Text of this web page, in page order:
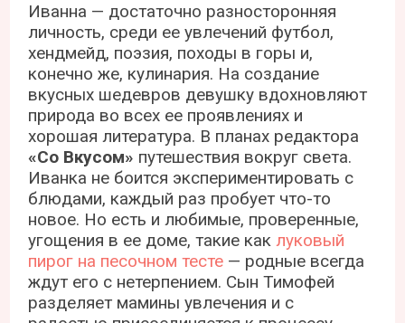
Иванна — достаточно разносторонняя
личность, среди ее увлечений футбол,
хендмейд, поэзия, походы в горы и,
конечно же, кулинария. На создание
вкусных шедевров девушку вдохновляют
природа во всех ее проявлениях и
хорошая литература. В планах редактора
«Со Вкусом» путешествия вокруг света.
Иванка не боится экспериментировать с
блюдами, каждый раз пробует что-то
новое. Но есть и любимые, проверенные,
угощения в ее доме, такие каклуковый
пирог на песочном тесте — родные всегда
ждут его с нетерпением. Сын Тимофей
разделяет мамины увлечения и с